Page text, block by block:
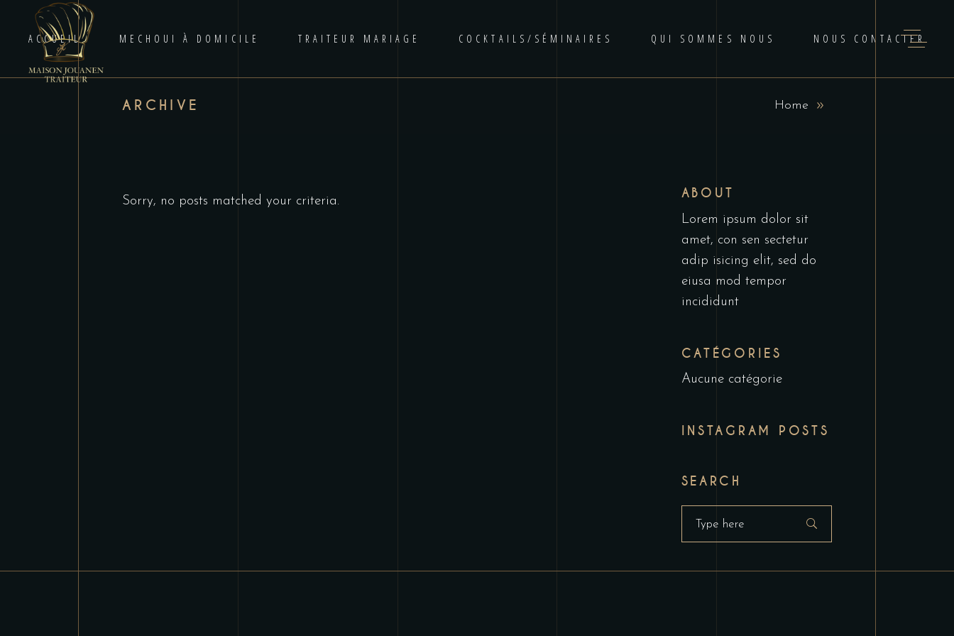
ACCUEIL MECHOUI À DOMICILE TRAITEUR MARIAGE COCKTAILS/SÉMINAIRES QUI SOMMES NOUS NOUS CONTACTER
ARCHIVE Home
Sorry, no posts matched your criteria.
ABOUT
Lorem ipsum dolor sit
amet, con sen sectetur
adip isicing elit, sed do
eiusa mod tempor
incididunt
CATÉGORIES
Aucune catégorie
INSTAGRAM POSTS
SEARCH